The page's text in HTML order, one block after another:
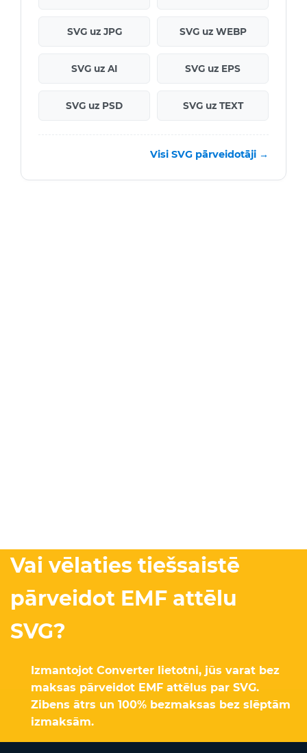
SVG uz JPG SVG uz WEBP
SVG uz AI SVG uz EPS
SVG uz PSD SVG uz TEXT
Visi SVG pārveidotāji →
Vai vēlaties tiešsaistē
pārveidot EMF attēlu
SVG?
Izmantojot Converter lietotni, jūs varat bez
maksas pārveidot EMF attēlus par SVG.
Zibens ātrs un 100% bezmaksas bez slēptām
izmaksām.